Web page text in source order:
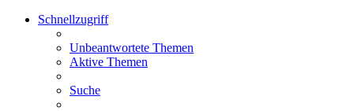
Schnellzugriff
Unbeantwortete Themen
Aktive Themen
Suche